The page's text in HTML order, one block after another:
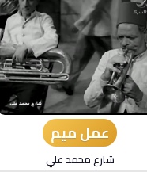
عمل ميم
شارع محمد علي